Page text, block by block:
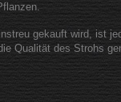
gekauft wird, ist
Qualität des Strohs